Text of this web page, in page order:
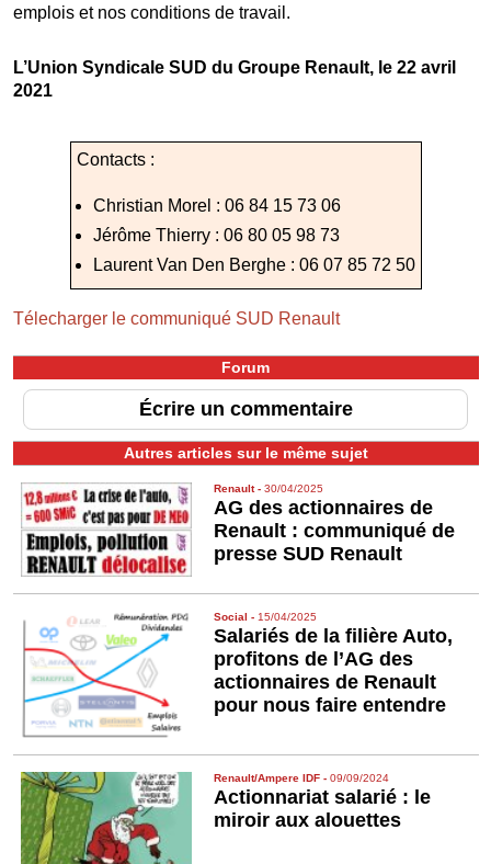
emplois et nos conditions de travail.
L’Union Syndicale SUD du Groupe Renault, le 22 avril
2021
Contacts :
Christian Morel : 06 84 15 73 06
Jérôme Thierry : 06 80 05 98 73
Laurent Van Den Berghe : 06 07 85 72 50
Télecharger le communiqué SUD Renault
Forum
Écrire un commentaire
Autres articles sur le même sujet
Renault-30/04/2025
AG des actionnaires de
Renault : communiqué de
presse SUD Renault
Social -15/04/2025
Salariés de la filière Auto,
profitons de l’AG des
actionnaires de Renault
pour nous faire entendre
Renault/Ampere IDF -09/09/2024
Actionnariat salarié : le
miroir aux alouettes